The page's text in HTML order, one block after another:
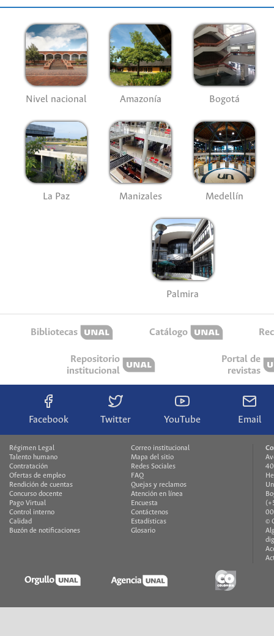
Nivel nacional Amazonía Bogotá
La Paz Manizales Medellín
Palmira
Bibliotecas Catálogo
Repositorio
institucional
Portal de
revistas
Facebook Twitter YouTube Email
Régimen Legal
Talento humano
Contratación
Ofertas de empleo
Rendición de cuentas
Concurso docente
Pago Virtual
Control interno
Calidad
Buzón de notificaciones
Correo institucional
Mapa del sitio
Redes Sociales
FAQ
Quejas y reclamos
Atención en línea
Encuesta
Contáctenos
Estadísticas
Glosario
©